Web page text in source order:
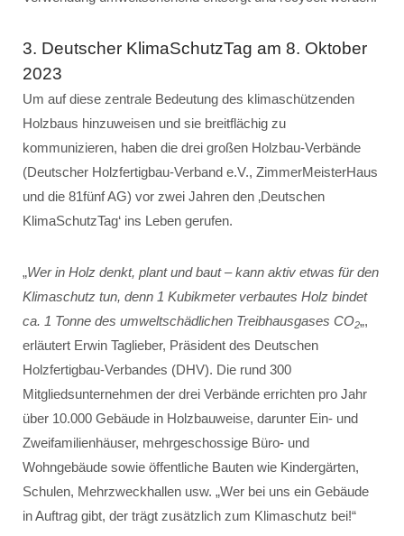
3. Deutscher KlimaSchutzTag am 8. Oktober
2023
Um auf diese zentrale Bedeutung des klimaschützenden
Holzbaus hinzuweisen und sie breitflächig zu
kommunizieren, haben die drei großen Holzbau-Verbände
(Deutscher Holzfertigbau-Verband e.V., ZimmerMeisterHaus
und die 81fünf AG) vor zwei Jahren den ‚Deutschen
KlimaSchutzTag‘ ins Leben gerufen.
„Wer in Holz denkt, plant und baut – kann aktiv etwas für den
Klimaschutz tun, denn 1 Kubikmeter verbautes Holz bindet
ca. 1 Tonne des umweltschädlichen Treibhausgases CO2„,
erläutert Erwin Taglieber, Präsident des Deutschen
Holzfertigbau-Verbandes (DHV). Die rund 300
Mitgliedsunternehmen der drei Verbände errichten pro Jahr
über 10.000 Gebäude in Holzbauweise, darunter Ein- und
Zweifamilienhäuser, mehrgeschossige Büro- und
Wohngebäude sowie öffentliche Bauten wie Kindergärten,
Schulen, Mehrzweckhallen usw. „Wer bei uns ein Gebäude
in Auftrag gibt, der trägt zusätzlich zum Klimaschutz bei!“